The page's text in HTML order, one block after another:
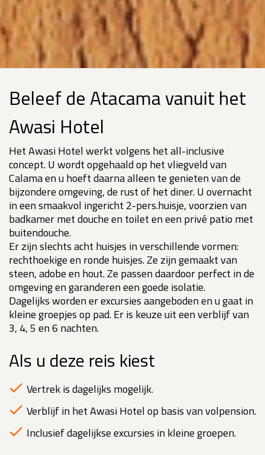
Beleef de Atacama vanuit het
Awasi Hotel
Het Awasi Hotel werkt volgens het all-inclusive
concept. U wordt opgehaald op het vliegveld van
Calama en u hoeft daarna alleen te genieten van de
bijzondere omgeving, de rust of het diner. U overnacht
in een smaakvol ingericht 2-pers.huisje, voorzien van
badkamer met douche en toilet en een privé patio met
buitendouche.
Er zijn slechts acht huisjes in verschillende vormen:
rechthoekige en ronde huisjes. Ze zijn gemaakt van
steen, adobe en hout. Ze passen daardoor perfect in de
omgeving en garanderen een goede isolatie.
Dagelijks worden er excursies aangeboden en u gaat in
kleine groepjes op pad. Er is keuze uit een verblijf van
3, 4, 5 en 6 nachten.
Als u deze reis kiest
Vertrek is dagelijks mogelijk.
Verblijf in het Awasi Hotel op basis van volpension.
Inclusief dagelijkse excursies in kleine groepen.